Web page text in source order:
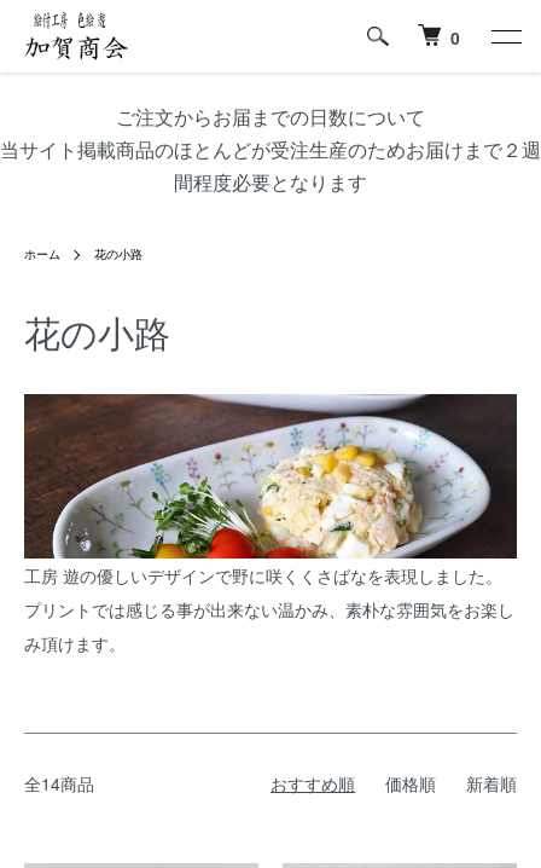
0
ご注文からお届までの日数について
当サイト掲載商品のほとんどが受注生産のためお届けまで２週
間程度必要となります
ホーム 花の小路
花の小路
工房 遊の優しいデザインで野に咲くくさばなを表現しました。
プリントでは感じる事が出来ない温かみ、素朴な雰囲気をお楽し
み頂けます。
全14商品 おすすめ順 価格順 新着順